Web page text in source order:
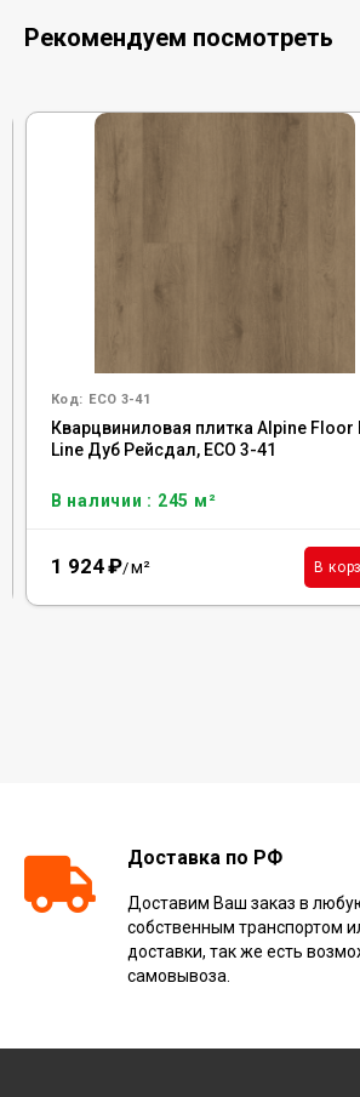
Рекомендуем посмотреть
Код: ECO 3-41
Кварцвиниловая плитка Alpine Floor
Line Дуб Рейсдал, ЕСО 3-41
В наличии : 245 м²
1 924₽/м² В
Доставка по РФ
Доставим Ваш заказ в
собственным транспортом
доставки, так же есть
самовывоза.